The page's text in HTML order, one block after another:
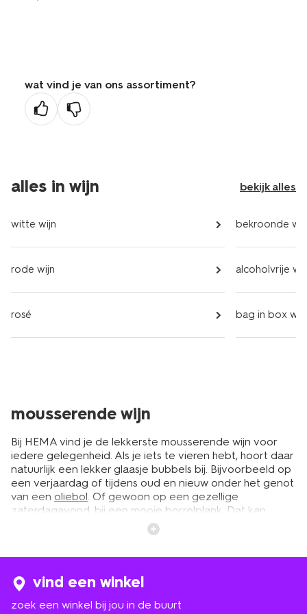
wat vind je van ons assortiment?
alles in wijn bekijk alles
witte wijn
rode wijn
rosé
bekroonde
alcoholvrije
bag in box wijn
mousserende wijn
Bij HEMA vind je de lekkerste mousserende wijn voor
iedere gelegenheid. Als je iets te vieren hebt, hoort daar
natuurlijk een lekker glaasje bubbels bij. Bijvoorbeeld op
een verjaardag of tijdens oud en nieuw onder het genot
van een oliebol. Of gewoon op een gezellige
zaterdagavond, bij een mooie borrelplank. Dat kan
natuurlijk champagne zijn, maar ook met een glaasje
cava of prosecco is het al snel feest. Of je nu kiest voor
speuren graag de wereld af naar de beste wijnen uit de
bekende wijnstreken. Diverse soorten uit ons
assortiment zijn zelfs bekroond door wijnkenners als
vind een winkel
zoek een winkel bij jou in de buurt